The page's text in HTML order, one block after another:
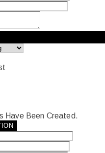
Have Been Created.